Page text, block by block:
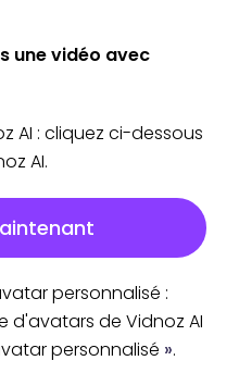
une vidéo avec
AI : cliquez ci-dessous
AI.
personnalisé :
d'avatars de Vidnoz AI
personnalisé ».